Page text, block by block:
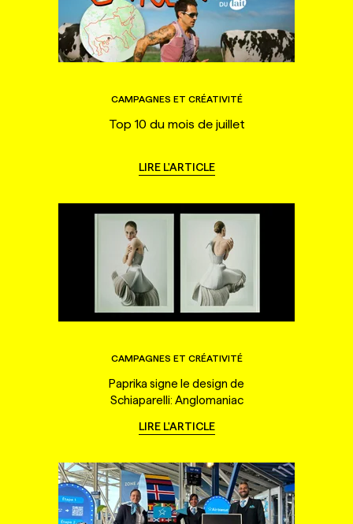
CAMPAGNES ET CRÉATIVITÉ
Top 10 du mois de juillet
LIRE L'ARTICLE
CAMPAGNES ET CRÉATIVITÉ
Paprika signe le design de
Schiaparelli: Anglomaniac
LIRE L'ARTICLE